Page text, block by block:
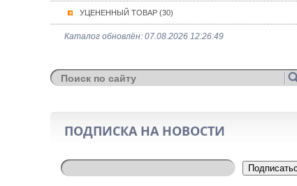
УЦЕНЕННЫЙ ТОВАР (30)
Каталог обновлён: 07.08.2026 12:26:49
ПОДПИСКА НА НОВОСТИ